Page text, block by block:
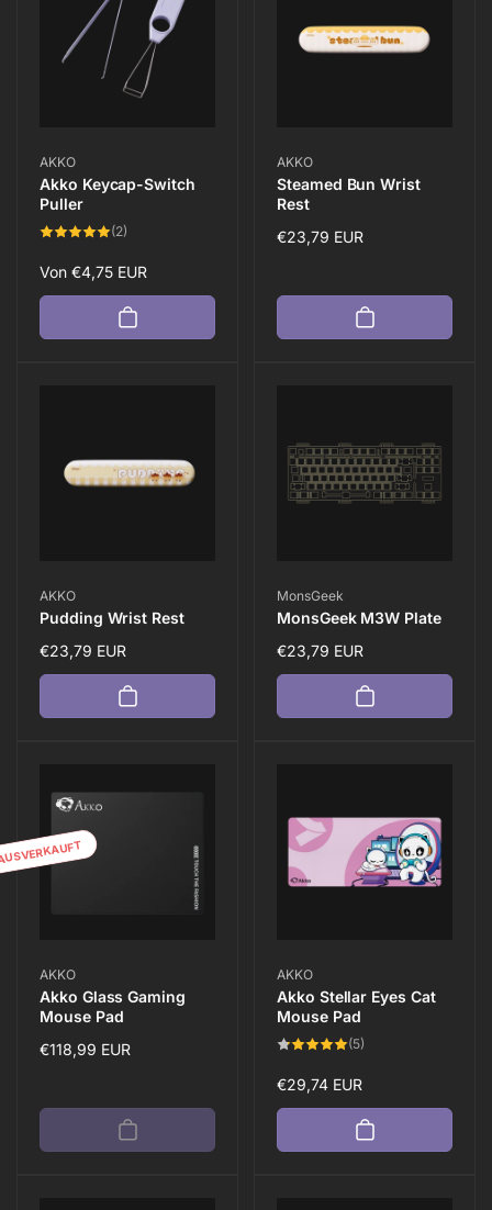
Anbieter:
AKKO
Akko Keycap-Switch
Puller
(2)
Normaler
Preis
Von €4,75 EUR
Anbieter:
AKKO
Steamed Bun Wrist
Rest
Normaler
€23,79 EUR
Anbieter:
AKKO
Pudding Wrist Rest
Normaler
Preis
€23,79 EUR
Anbieter:
MonsGeek
MonsGeek M3W Plate
Normaler
Preis
€23,79 EUR
Anbieter:
AKKO
Akko Glass Gaming
Mouse Pad
Normaler
€118,99 EUR
Anbieter:
AKKO
Akko Stellar Eyes Cat
Mouse Pad
(5)
Normaler
Preis
€29,74 EUR